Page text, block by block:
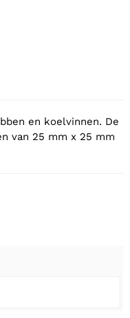
en koelvinnen. De
van 25 mm x 25 mm